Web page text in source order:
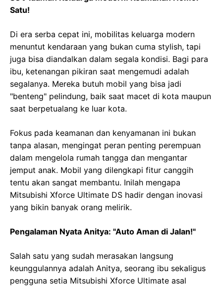
Satu!
Di era serba cepat ini, mobilitas keluarga modern
menuntut kendaraan yang bukan cuma stylish, tapi
juga bisa diandalkan dalam segala kondisi. Bagi para
ibu, ketenangan pikiran saat mengemudi adalah
segalanya. Mereka butuh mobil yang bisa jadi
"benteng" pelindung, baik saat macet di kota maupun
saat berpetualang ke luar kota.
Fokus pada keamanan dan kenyamanan ini bukan
tanpa alasan, mengingat peran penting perempuan
dalam mengelola rumah tangga dan mengantar
jemput anak. Mobil yang dilengkapi fitur canggih
tentu akan sangat membantu. Inilah mengapa
Mitsubishi Xforce Ultimate DS hadir dengan inovasi
yang bikin banyak orang melirik.
Pengalaman Nyata Anitya: "Auto Aman di Jalan!"
Salah satu yang sudah merasakan langsung
keunggulannya adalah Anitya, seorang ibu sekaligus
pengguna setia Mitsubishi Xforce Ultimate asal